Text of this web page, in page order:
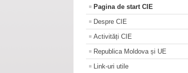
Pagina de start CIE
Despre CIE
Activități CIE
Republica Moldova și UE
Link-uri utile